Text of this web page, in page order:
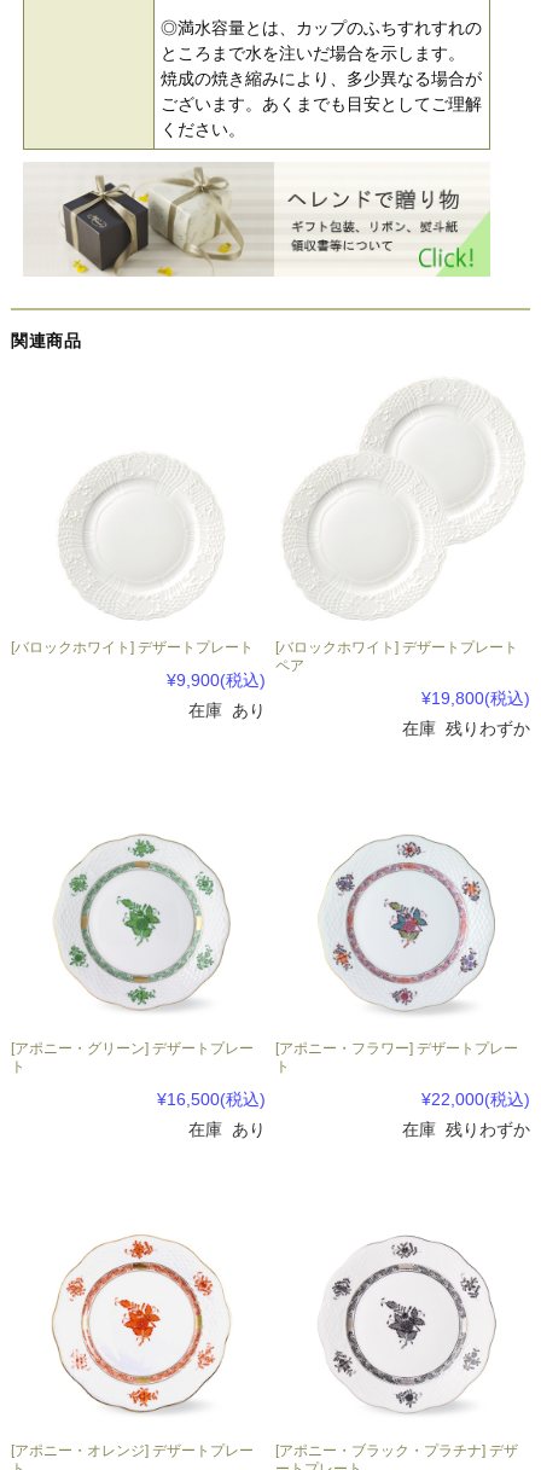
◎満水容量とは、カップのふちすれすれの
ところまで水を注いだ場合を示します。
焼成の焼き縮みにより、多少異なる場合が
ございます。あくまでも目安としてご理解
ください。
関連商品
[バロックホワイト] デザートプレート
¥9,900(税込)
在庫 あり
[バロックホワイト] デザートプレート
ペア
¥19,800(税込)
在庫 残りわずか
[アポニー・グリーン] デザートプレー
ト
¥16,500(税込)
在庫 あり
[アポニー・フラワー] デザートプレー
ト
¥22,000(税込)
在庫 残りわずか
[アポニー・オレンジ] デザートプレー
[アポニー・ブラック・プラチナ] デザ